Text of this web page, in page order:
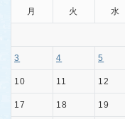
月 火 水
3 4 5
10 11 12
17 18 19